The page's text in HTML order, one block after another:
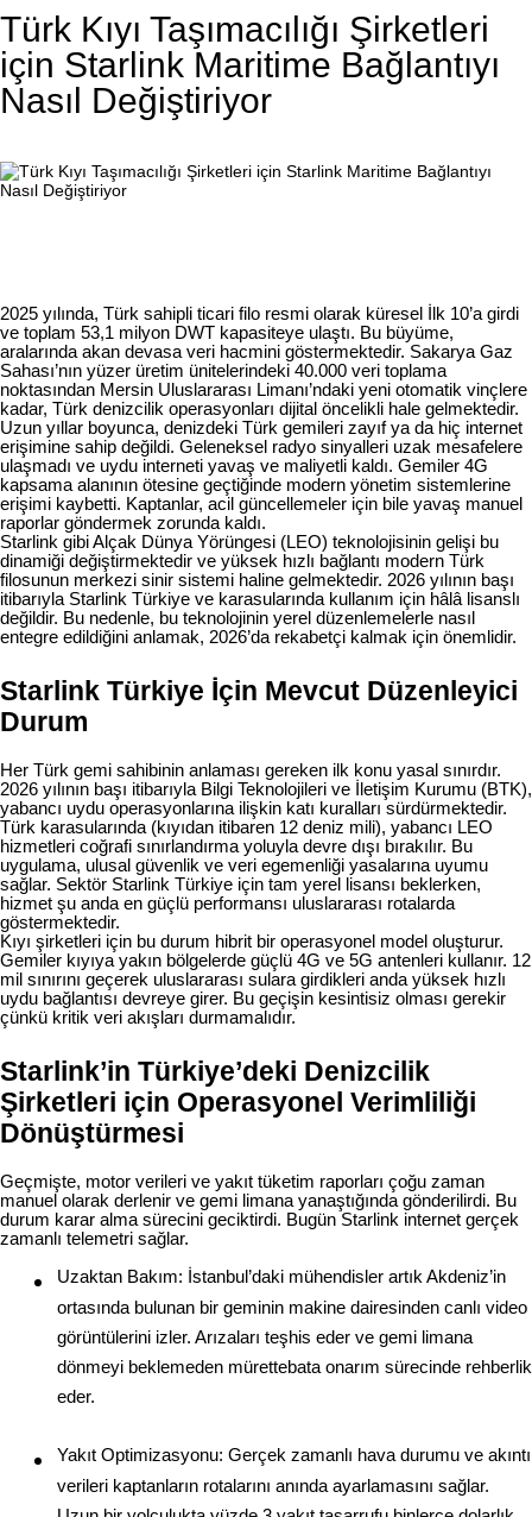
Türk Kıyı Taşımacılığı Şirketleri
için Starlink Maritime Bağlantıyı
Nasıl Değiştiriyor
2025 yılında, Türk sahipli ticari filo resmi olarak küresel İlk 10’a girdi
ve toplam 53,1 milyon DWT kapasiteye ulaştı. Bu büyüme,
aralarında akan devasa veri hacmini göstermektedir. Sakarya Gaz
Sahası’nın yüzer üretim ünitelerindeki 40.000 veri toplama
noktasından Mersin Uluslararası Limanı’ndaki yeni otomatik vinçlere
kadar, Türk denizcilik operasyonları dijital öncelikli hale gelmektedir.
Uzun yıllar boyunca, denizdeki Türk gemileri zayıf ya da hiç internet
erişimine sahip değildi. Geleneksel radyo sinyalleri uzak mesafelere
ulaşmadı ve uydu interneti yavaş ve maliyetli kaldı. Gemiler 4G
kapsama alanının ötesine geçtiğinde modern yönetim sistemlerine
erişimi kaybetti. Kaptanlar, acil güncellemeler için bile yavaş manuel
raporlar göndermek zorunda kaldı.
Starlink gibi Alçak Dünya Yörüngesi (LEO) teknolojisinin gelişi bu
dinamiği değiştirmektedir ve yüksek hızlı bağlantı modern Türk
filosunun merkezi sinir sistemi haline gelmektedir. 2026 yılının başı
itibarıyla Starlink Türkiye ve karasularında kullanım için hâlâ lisanslı
değildir. Bu nedenle, bu teknolojinin yerel düzenlemelerle nasıl
entegre edildiğini anlamak, 2026’da rekabetçi kalmak için önemlidir.
Starlink Türkiye İçin Mevcut Düzenleyici
Durum
Her Türk gemi sahibinin anlaması gereken ilk konu yasal sınırdır.
2026 yılının başı itibarıyla Bilgi Teknolojileri ve İletişim Kurumu (BTK),
yabancı uydu operasyonlarına ilişkin katı kuralları sürdürmektedir.
Türk karasularında (kıyıdan itibaren 12 deniz mili), yabancı LEO
hizmetleri coğrafi sınırlandırma yoluyla devre dışı bırakılır. Bu
uygulama, ulusal güvenlik ve veri egemenliği yasalarına uyumu
sağlar. Sektör Starlink Türkiye için tam yerel lisansı beklerken,
hizmet şu anda en güçlü performansı uluslararası rotalarda
göstermektedir.
Kıyı şirketleri için bu durum hibrit bir operasyonel model oluşturur.
Gemiler kıyıya yakın bölgelerde güçlü 4G ve 5G antenleri kullanır. 12
mil sınırını geçerek uluslararası sulara girdikleri anda yüksek hızlı
uydu bağlantısı devreye girer. Bu geçişin kesintisiz olması gerekir
çünkü kritik veri akışları durmamalıdır.
Starlink’in Türkiye’deki Denizcilik
Şirketleri için Operasyonel Verimliliği
Dönüştürmesi
Geçmişte, motor verileri ve yakıt tüketim raporları çoğu zaman
manuel olarak derlenir ve gemi limana yanaştığında gönderilirdi. Bu
durum karar alma sürecini geciktirdi. Bugün Starlink internet gerçek
zamanlı telemetri sağlar.
Uzaktan Bakım: İstanbul’daki mühendisler artık Akdeniz’in
ortasında bulunan bir geminin makine dairesinden canlı video
görüntülerini izler. Arızaları teşhis eder ve gemi limana
dönmeyi beklemeden mürettebata onarım sürecinde rehberlik
eder.
Yakıt Optimizasyonu: Gerçek zamanlı hava durumu ve akıntı
verileri kaptanların rotalarını anında ayarlamasını sağlar.